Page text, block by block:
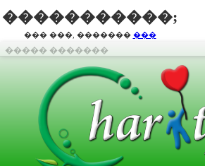
�����������;
��� ���, ������� ���
����� �������